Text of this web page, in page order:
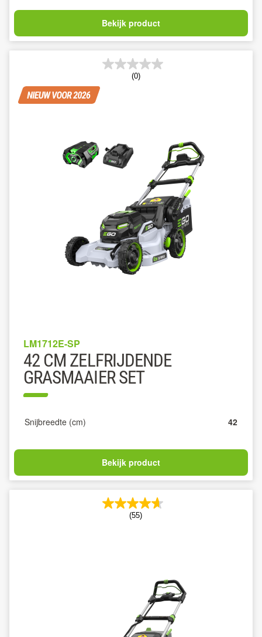
Bekijk product
(0)
LM1712E-SP
42 CM ZELFRIJDENDE
GRASMAAIER SET
Snijbreedte (cm) 42
Bekijk product
(55)